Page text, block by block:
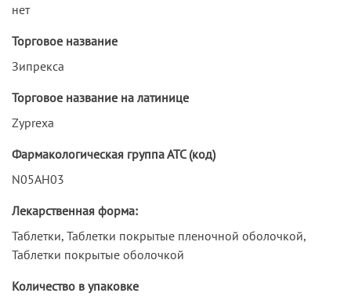
нет
Торговое название
Зипрекса
Торговое название на латинице
Zyprexa
Фармакологическая группа АТС (код)
N05AH03
Лекарственная форма:
Таблетки, Таблетки покрытые пленочной оболочкой,
Таблетки покрытые оболочкой
Количество в упаковке